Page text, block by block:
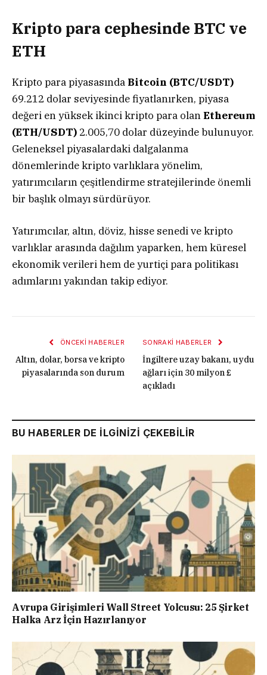
Kripto para cephesinde BTC ve
ETH
Kripto para piyasasında Bitcoin (BTC/USDT)
69.212 dolar seviyesinde fiyatlanırken, piyasa
değeri en yüksek ikinci kripto para olanEthereum
(ETH/USDT) 2.005,70 dolar düzeyinde bulunuyor.
Geleneksel piyasalardaki dalgalanma
dönemlerinde kripto varlıklara yönelim,
yatırımcıların çeşitlendirme stratejilerinde önemli
bir başlık olmayı sürdürüyor.
Yatırımcılar, altın, döviz, hisse senedi ve kripto
varlıklar arasında dağılım yaparken, hem küresel
ekonomik verileri hem de yurtiçi para politikası
adımlarını yakından takip ediyor.
ÖNCEKI HABERLER
Altın, dolar, borsa ve kripto
piyasalarında son durum
SONRAKI HABERLER
İngiltere uzay bakanı, uydu
ağları için 30 milyon £
açıkladı
BU HABERLER DE İLGİNİZİ ÇEKEBİLİR
Avrupa Girişimleri Wall Street Yolcusu: 25 Şirket
Halka Arz İçin Hazırlanıyor